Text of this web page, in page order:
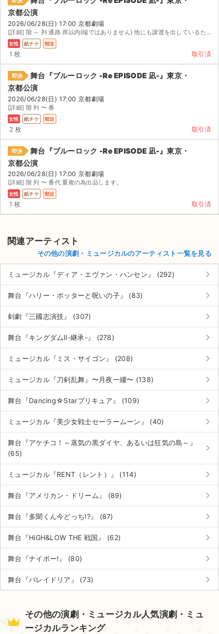
京都公演
2026/06/28(日) 17:00 京都劇場
[詳細] 階 ～ 列 通路 席以内(端ではありません) 他にも譲渡を出しているため落札前にコメントを...
女性 紙チケ 郵送
1 枚 取引済
即決
舞台『ブルーロック -Re EPISODE 凪-』東京・
京都公演
2026/06/28(日) 17:00 京都劇場
[詳細] 階 列 〜 番
女性 紙チケ 郵送
2 枚 取引済
即決
舞台『ブルーロック -Re EPISODE 凪-』東京・
京都公演
2026/06/28(日) 17:00 京都劇場
[詳細] 階 列 〜 番代 重複の為出品します。
女性 紙チケ 郵送
1 枚 取引済
関連アーティスト
その他の演劇・ミュージカルのアーティスト一覧を見る
ミュージカル『ディア・エヴァン・ハンセン』 (292) keyboard_arrow_right
舞台『ハリー・ポッターと呪いの子』 (83) keyboard_arrow_right
剣劇『三國志演技』 (307) keyboard_arrow_right
舞台『キングダムⅡ-継承-』 (278) keyboard_arrow_right
ミュージカル『ミス・サイゴン』 (208) keyboard_arrow_right
ミュージカル『刀剣乱舞』〜月夜一縷〜 (138) keyboard_arrow_right
舞台『Dancing☆Starプリキュア』 (109) keyboard_arrow_right
ミュージカル『美少女戦士セーラームーン』 (40) keyboard_arrow_right
舞台『アケチコ！～蒸気の黒ダイヤ、あるいは狂気の島～』
(65)
keyboard_arrow_right
ミュージカル『RENT（レント）』 (114) keyboard_arrow_right
舞台『アメリカン・ドリーム』 (89) keyboard_arrow_right
舞台『多聞くん今どっち!?』 (87) keyboard_arrow_right
舞台『HiGH&LOW THE 戦国』 (62) keyboard_arrow_right
舞台『ナイボー!』 (80) keyboard_arrow_right
舞台『パレイドリア』 (73) keyboard_arrow_right
その他の演劇・ミュージカル人気演劇・ミュ
ージカルランキング